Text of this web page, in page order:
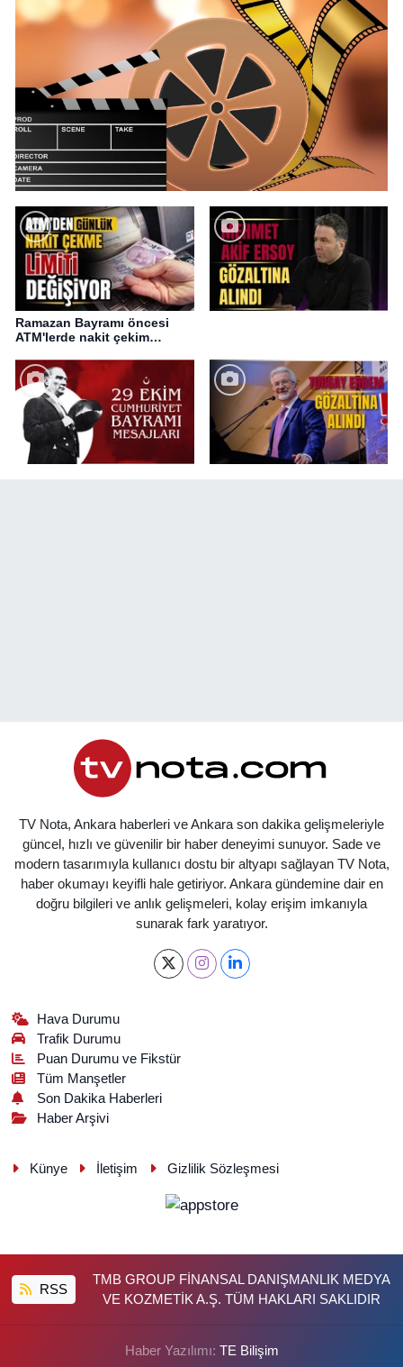
Ramazan Bayramı öncesi
ATM'lerde nakit çekim
TV Nota, Ankara haberleri ve Ankara son dakika gelişmeleriyle
güncel, hızlı ve güvenilir bir haber deneyimi sunuyor. Sade ve
modern tasarımıyla kullanıcı dostu bir altyapı sağlayan TV Nota,
haber okumayı keyifli hale getiriyor. Ankara gündemine dair en
doğru bilgileri ve anlık gelişmeleri, kolay erişim imkanıyla
sunarak fark yaratıyor.
Hava Durumu
Trafik Durumu
Puan Durumu ve Fikstür
Tüm Manşetler
Son Dakika Haberleri
Haber Arşivi
Künye İletişim Gizlilik Sözleşmesi
RSS
TMB GROUP FİNANSAL DANIŞMANLIK MEDYA
VE KOZMETİK A.Ş. TÜM HAKLARI SAKLIDIR
Haber Yazılımı: TE Bilişim